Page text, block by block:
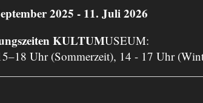
2025 - 11. Juli 2026
KULTUMUSEUM:
Uhr (Sommerzeit), 14 - 17 Uhr